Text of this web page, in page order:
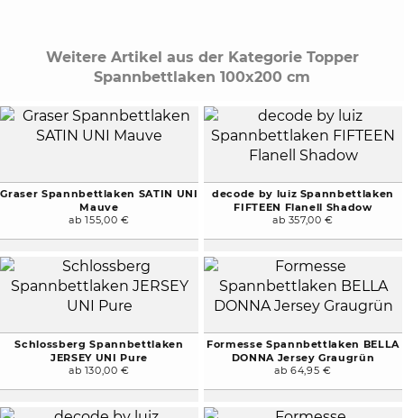
Weitere Artikel aus der Kategorie Topper
Spannbettlaken 100x200 cm
Graser Spannbettlaken SATIN UNI
Mauve
ab 155,00 €
decode by luiz Spannbettlaken
FIFTEEN Flanell Shadow
ab 357,00 €
Schlossberg Spannbettlaken
JERSEY UNI Pure
ab 130,00 €
Formesse Spannbettlaken BELLA
DONNA Jersey Graugrün
ab 64,95 €